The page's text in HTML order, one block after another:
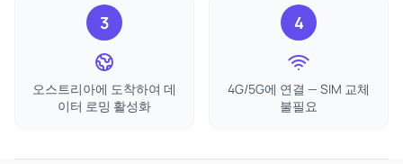
3
오스트리아에 도착하여 데
이터 로밍 활성화
4
4G/5G에 연결 — SIM 교체
불필요